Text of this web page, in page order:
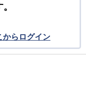
からログイン